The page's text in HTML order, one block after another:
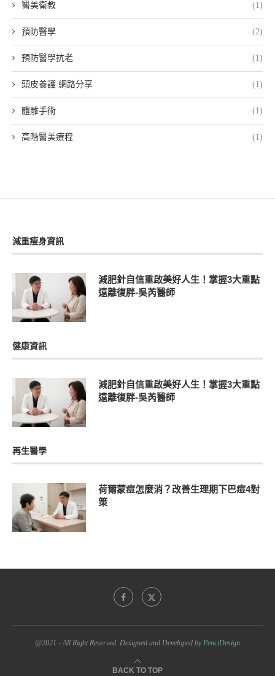
醫美衛教 (1)
預防醫學 (2)
預防醫學抗老 (1)
頭皮養護 網路分享 (1)
體雕手術 (1)
高階醫美療程 (1)
減重瘦身資訊
減肥針自信重啟美好人生！掌握3大重點
遠離復胖-吳芮醫師
健康資訊
減肥針自信重啟美好人生！掌握3大重點
遠離復胖-吳芮醫師
再生醫學
荷爾蒙痘怎麼消？改善生理期下巴痘4對
策
@2021 - All Right Reserved. Designed and Developed byPenciDesign
BACK TO TOP